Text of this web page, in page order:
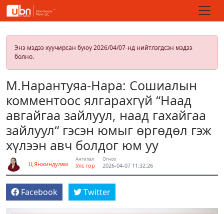
Энэ мэдээ хуучирсан буюу 2026/04/07-нд нийтлэгдсэн мэдээ
болно.
М.Нарантуяа-Нара: Сошиалын
комментоос ялгарахгүй “Наад
авгайгаа зайлуул, наад гахайгаа
зайлуул“ гэсэн юмыг өргөдөл гэж
хүлээн авч болдог юм уу
Ц.Янжиндулам
Ангилал
Улс төр
Огноо
2026-04-07 11:32:26
Facebook Twitter